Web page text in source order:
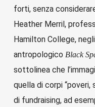
forti, senza
Heather Merril,
Hamilton College,
antropologico Black
sottolinea che
quella di corpi
di fundraising, ad